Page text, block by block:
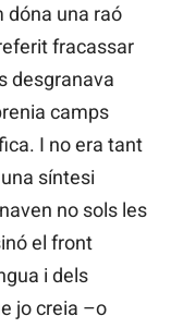
dóna una raó
fracassar
desgranava
camps
I no era tant
síntesi
no sols les
el front
i dels
jo creia –o